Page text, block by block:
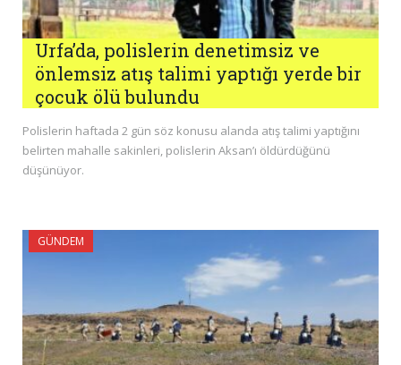
Urfa’da, polislerin denetimsiz ve
önlemsiz atış talimi yaptığı yerde bir
çocuk ölü bulundu
Polislerin haftada 2 gün söz konusu alanda atış talimi yaptığını
belirten mahalle sakinleri, polislerin Aksan’ı öldürdüğünü
düşünüyor.
GÜNDEM